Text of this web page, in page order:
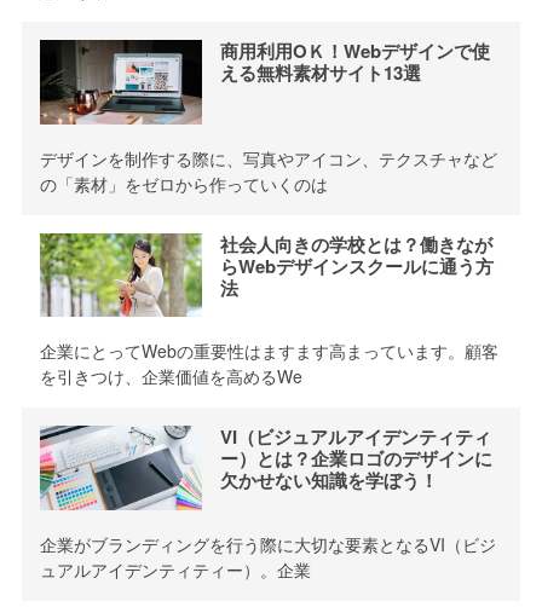
商用利用OＫ！Webデザインで使
える無料素材サイト13選
デザインを制作する際に、写真やアイコン、テクスチャなど
の「素材」をゼロから作っていくのは
社会人向きの学校とは？働きなが
らWebデザインスクールに通う方
法
企業にとってWebの重要性はますます高まっています。顧客
を引きつけ、企業価値を高めるWe
VI（ビジュアルアイデンティティ
ー）とは？企業ロゴのデザインに
欠かせない知識を学ぼう！
企業がブランディングを行う際に大切な要素となるVI（ビジ
ュアルアイデンティティー）。企業